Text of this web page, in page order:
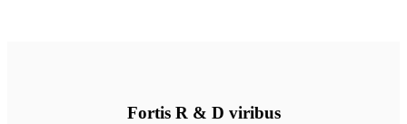
Fortis R & D viribus